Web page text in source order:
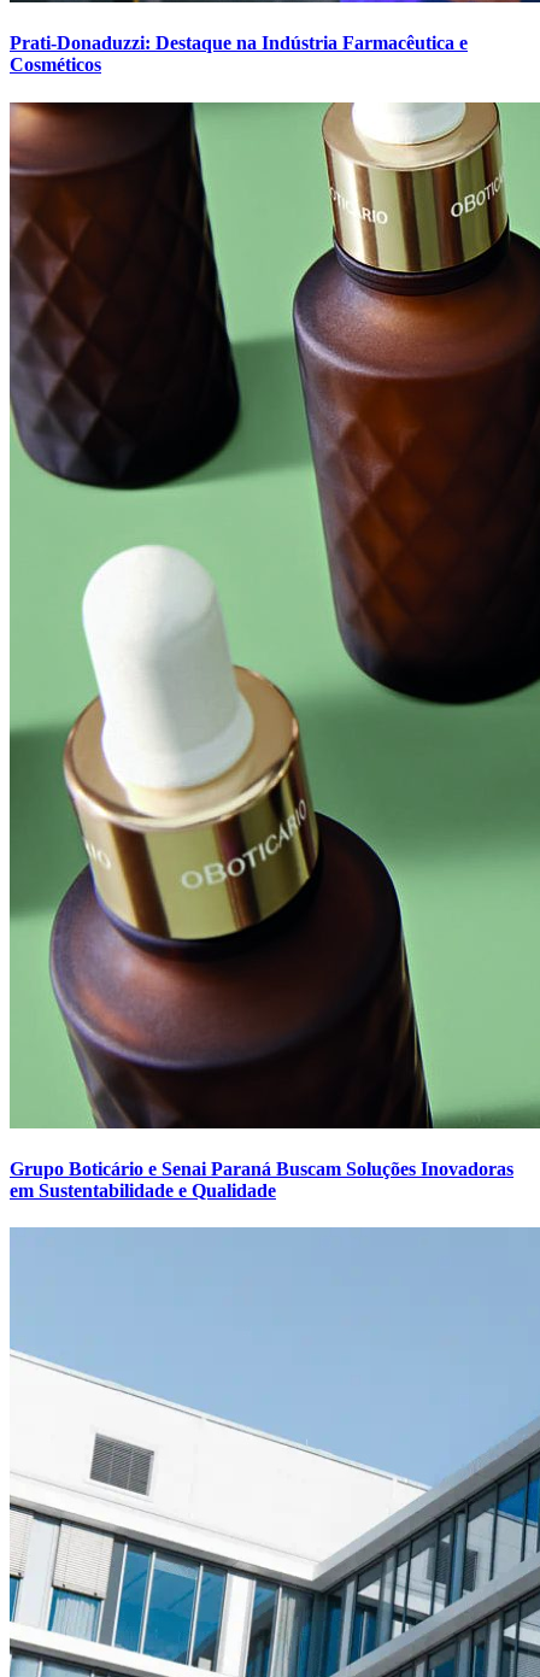
Prati-Donaduzzi: Destaque na Indústria Farmacêutica e
Cosméticos
Grupo Boticário e Senai Paraná Buscam Soluções Inovadoras
em Sustentabilidade e Qualidade